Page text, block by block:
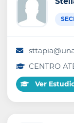
CENTRO
Ver